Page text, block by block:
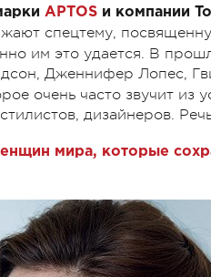
APTOS и компании
спецтему,
им это удается. В
Дженнифер Лопес,
очень часто звучит из
дизайнеров.
мира, которые